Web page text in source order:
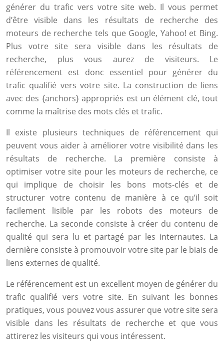
générer du trafic vers votre site web. Il vous permet
d’être visible dans les résultats de recherche des
moteurs de recherche tels que Google, Yahoo! et Bing.
Plus votre site sera visible dans les résultats de
recherche, plus vous aurez de visiteurs. Le
référencement est donc essentiel pour générer du
trafic qualifié vers votre site. La construction de liens
avec des {anchors} appropriés est un élément clé, tout
comme la maîtrise des mots clés et trafic.
Il existe plusieurs techniques de référencement qui
peuvent vous aider à améliorer votre visibilité dans les
résultats de recherche. La première consiste à
optimiser votre site pour les moteurs de recherche, ce
qui implique de choisir les bons mots-clés et de
structurer votre contenu de manière à ce qu’il soit
facilement lisible par les robots des moteurs de
recherche. La seconde consiste à créer du contenu de
qualité qui sera lu et partagé par les internautes. La
dernière consiste à promouvoir votre site par le biais de
liens externes de qualité.
Le référencement est un excellent moyen de générer du
trafic qualifié vers votre site. En suivant les bonnes
pratiques, vous pouvez vous assurer que votre site sera
visible dans les résultats de recherche et que vous
attirerez les visiteurs qui vous intéressent.